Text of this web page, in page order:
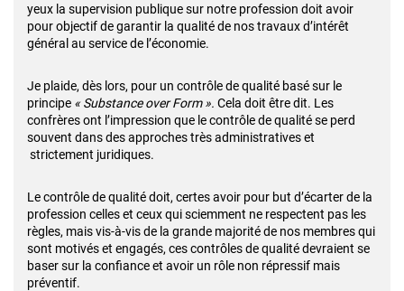
yeux la supervision publique sur notre profession doit avoir
pour objectif de garantir la qualité de nos travaux d’intérêt
général au service de l’économie.
Je plaide, dès lors, pour un contrôle de qualité basé sur le
principe « Substance over Form ». Cela doit être dit. Les
confrères ont l’impression que le contrôle de qualité se perd
souvent dans des approches très administratives et
strictement juridiques.
Le contrôle de qualité doit, certes avoir pour but d’écarter de la
profession celles et ceux qui sciemment ne respectent pas les
règles, mais vis-à-vis de la grande majorité de nos membres qui
sont motivés et engagés, ces contrôles de qualité devraient se
baser sur la confiance et avoir un rôle non répressif mais
préventif.